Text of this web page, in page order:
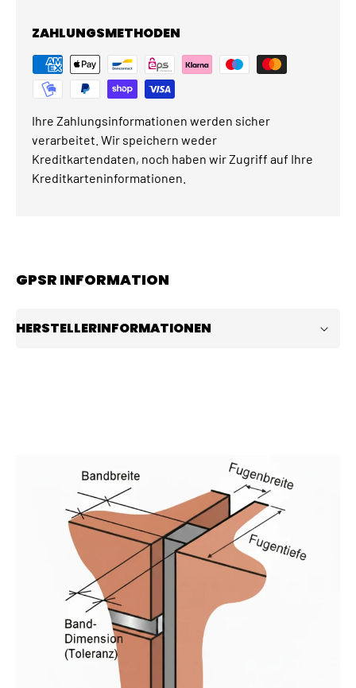
ZAHLUNGSMETHODEN
Ihre Zahlungsinformationen werden sicher
verarbeitet. Wir speichern weder
Kreditkartendaten, noch haben wir Zugriff auf Ihre
Kreditkarteninformationen.
GPSR INFORMATION
HERSTELLERINFORMATIONEN